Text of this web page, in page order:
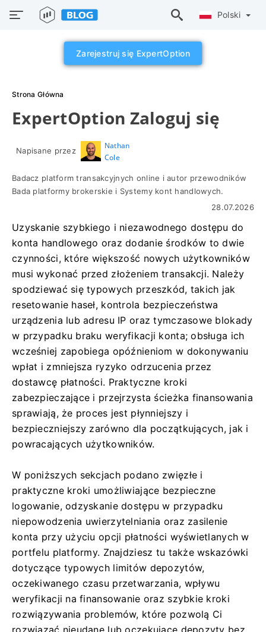
Polski
Zarejestruj się ExpertOption
Strona Główna
ExpertOption Zaloguj się
Napisane przez
Nathan
Cole
Badacz platform transakcyjnych online i autor przewodników
Bada platformy brokerskie i Systemy kont handlowych.
28.07.2026
Uzyskanie szybkiego i niezawodnego dostępu do
konta handlowego oraz dodanie środków to dwie
czynności, które większość nowych użytkowników
musi wykonać przed złożeniem transakcji. Należy
spodziewać się typowych przeszkód, takich jak
resetowanie haseł, kontrola bezpieczeństwa
urządzenia lub adresu IP oraz tymczasowe blokady
w przypadku braku weryfikacji konta; obsługa ich
wcześniej zapobiega opóźnieniom w dokonywaniu
wpłat i zmniejsza ryzyko odrzucenia przez
dostawcę płatności. Praktyczne kroki
zabezpieczające i przejrzysta ścieżka finansowania
sprawiają, że proces jest płynniejszy i
bezpieczniejszy zarówno dla początkujących, jak i
powracających użytkowników.
W poniższych sekcjach podano zwięzłe i
praktyczne kroki umożliwiające bezpieczne
logowanie, odzyskanie dostępu w przypadku
niepowodzenia uwierzytelniania oraz zasilenie
konta przy użyciu opcji płatności wyświetlanych w
portfelu platformy. Znajdziesz tu także wskazówki
dotyczące typowych limitów depozytów,
oczekiwanego czasu przetwarzania, wpływu
weryfikacji na finansowanie oraz szybkie kroki
rozwiązywania problemów, które pozwolą Ci
rozwiązać nieudane lub oczekujące depozyty bez